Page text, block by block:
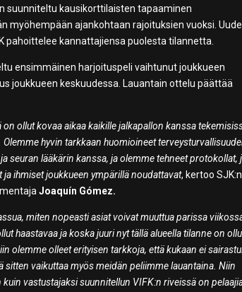
suunniteltu kausikorttilaisten tapaaminen
myöhempään ajankohtaan rajoituksien vuoksi.
pahoittelee kannattajiensa puolesta tilannetta.
ensimmäinen harjoituspeli vaihtunut joukkueen
joukkueen keskuudessa. Lauantain ottelu päättää
on ollut kovaa aikaa kaikille jalkapallon kanssa
Olemme hyvin tarkkaan huomioineet
seuran lääkärin kanssa, ja olemme tehneet protokollat,
ja ihmiset joukkueen ympärillä noudattavat, kertoo SJK:n
Joaquín Gómez.
miten nopeasti asiat voivat muuttua parissa
haastavaa ja koska juuri nyt tällä alueella tilanne on
olemme olleet erityisen tarkkoja, että kukaan ei
sitten vaikuttaa myös meidän peliimme lauantaina. Niin
kuin vastustajaksi suunnitellun VIFK:n riveissä on